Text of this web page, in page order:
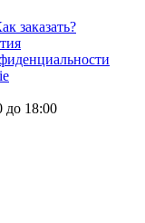
заказать?
до 18:00